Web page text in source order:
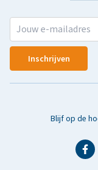
Inschrijven
Blijf op de